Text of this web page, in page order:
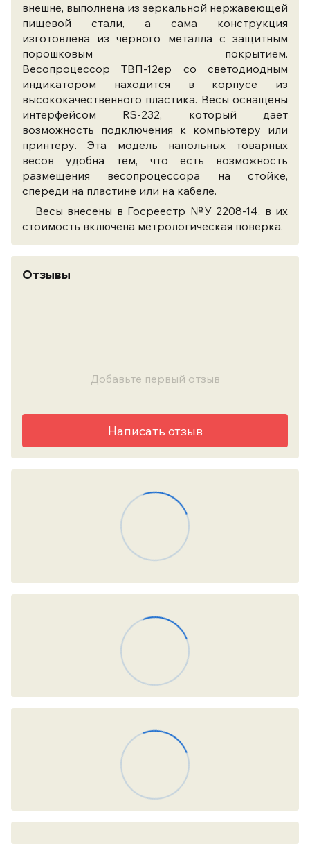
внешне, выполнена из зеркальной нержавеющей
пищевой стали, а сама конструкция
изготовлена из черного металла с защитным
порошковым покрытием.
Весопроцессор ТВП-12ер со светодиодным
индикатором находится в корпусе из
высококачественного пластика. Весы оснащены
интерфейсом RS-232, который дает
возможность подключения к компьютеру или
принтеру. Эта модель напольных товарных
весов удобна тем, что есть возможность
размещения весопроцессора на стойке,
спереди на пластине или на кабеле.
​ Весы внесены в Госреестр №У 2208-14, в их
стоимость включена метрологическая поверка.
Отзывы
Добавьте первый отзыв
Написать отзыв